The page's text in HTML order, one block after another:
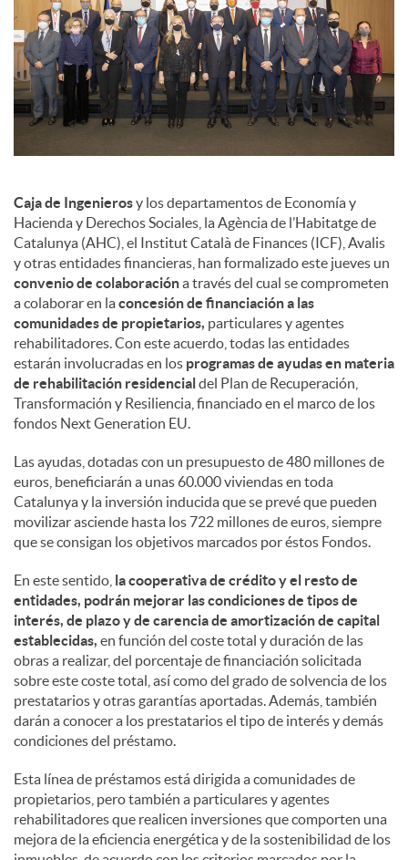
Caja de Ingenierosy los departamentos de Economía y
Hacienda y Derechos Sociales, la Agència de l’Habitatge de
Catalunya (AHC), el Institut Català de Finances (ICF), Avalis
y otras entidades financieras, han formalizado este jueves un
convenio de colaboracióna través del cual se comprometen
a colaborar en laconcesión de financiación a las
comunidades de propietarios, particulares y agentes
rehabilitadores. Con este acuerdo, todas las entidades
estarán involucradas en los programas de ayudas en materia
de rehabilitación residencial del Plan de Recuperación,
Transformación y Resiliencia, financiado en el marco de los
fondos Next Generation EU.
Las ayudas, dotadas con un presupuesto de 480 millones de
euros, beneficiarán a unas 60.000 viviendas en toda
Catalunya y la inversión inducida que se prevé que pueden
movilizar asciende hasta los 722 millones de euros, siempre
que se consigan los objetivos marcados por éstos Fondos.
En este sentido, la cooperativa de crédito y el resto de
entidades, podrán mejorar las condiciones de tipos de
interés, de plazo y de carencia de amortización de capital
establecidas, en función del coste total y duración de las
obras a realizar, del porcentaje de financiación solicitada
sobre este coste total, así como del grado de solvencia de los
prestatarios y otras garantías aportadas. Además, también
darán a conocer a los prestatarios el tipo de interés y demás
condiciones del préstamo.
Esta línea de préstamos está dirigida a comunidades de
propietarios, pero también a particulares y agentes
rehabilitadores que realicen inversiones que comporten una
mejora de la eficiencia energética y de la sostenibilidad de los